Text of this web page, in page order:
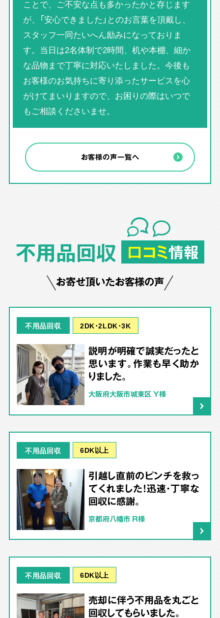
ことで、ご不安な点も多かったかと存じます
が、「安心できました」とのお言葉を頂戴し、
スタッフ一同たいへん励みになっておりま
す。当日は2名体制で2時間、机や本棚、細か
な品物まで丁寧に対応いたしました。今後も
お客様のお気持ちに寄り添ったサービスを心
がけてまいりますので、お困りの際はいつで
もご相談くださいませ。
お客様の声一覧へ
不用品回収 口コミ情報
お寄せ頂いたお客様の声
不用品回収 2DK･2LDK･3K
説明が明確で誠実だったと
思います。作業も早く助か
りました。
大阪府大阪市城東区 Y様
不用品回収 6DK以上
引越し直前のピンチを救っ
てくれました！迅速・丁寧な
回収に感謝。
京都府八幡市 R様
不用品回収 6DK以上
売却に伴う不用品を丸ごと
回収してもらいました。